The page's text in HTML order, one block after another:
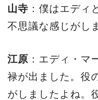
山寺 ：僕はエディ
不思議な感じがし
江原 ：エディ・マ
禄が出ました。役
がしましたよね。